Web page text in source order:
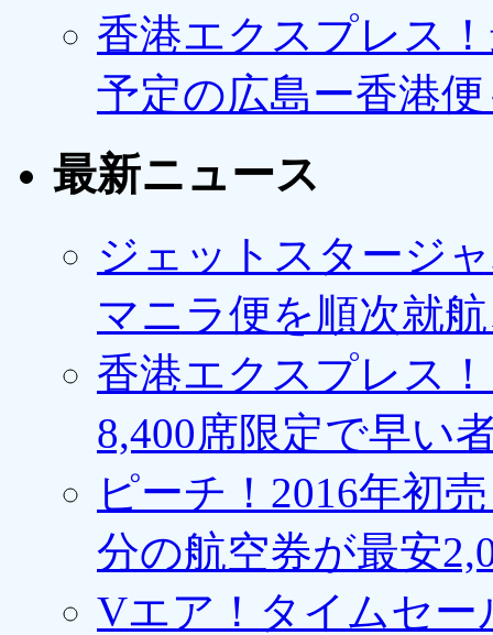
香港エクスプレス
予定の広島ー香港
最新ニュース
ジェットスタージ
マニラ便を順次就
香港エクスプレス
8,400席限定で早い
ピーチ！2016年初
分の航空券が最安
Vエア！タイムセー